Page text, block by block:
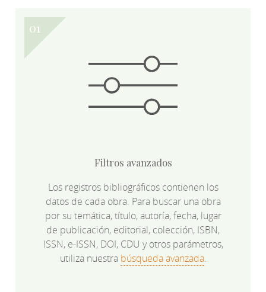
Filtros avanzados
Los registros bibliográficos contienen los
datos de cada obra. Para buscar una obra
por su temática, título, autoría, fecha, lugar
de publicación, editorial, colección, ISBN,
ISSN, e-ISSN, DOI, CDU y otros parámetros,
utiliza nuestra búsqueda avanzada.